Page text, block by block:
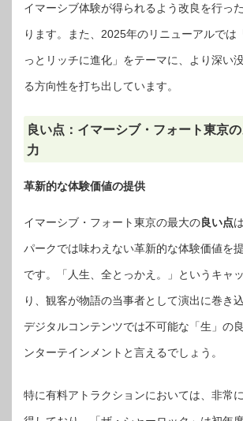
イマーシブ体験が得られるよう改良を行っ
ります。また、2025年のリニューアルでは
っとリッチに進化」をテーマに、より深い
る方向性を打ち出しています。
良い点：イマーシブ・フォート東京
力
革新的な体験価値の提供
イマーシブ・フォート東京の最大の良い点
パークでは味わえない革新的な体験価値を
です。「人生、全とっかえ。」というキャ
り、観客が物語の当事者として演出に巻き
デジタルコンテンツでは不可能な「生」の
ンターテインメントと言えるでしょう。
特に有料アトラクションにおいては、非常